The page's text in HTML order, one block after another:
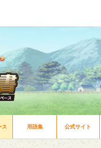
ス 用語集 公式サイト